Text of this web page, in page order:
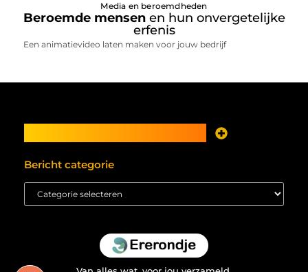
Media en beroemdheden
Beroemde mensenen hun onvergetelijke
erfenis
Een animatievideo laten maken voor jouw bedrijf
Bericht categorie